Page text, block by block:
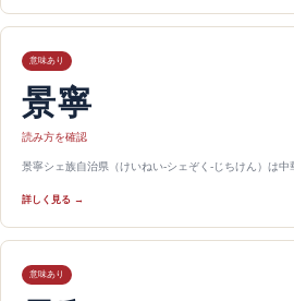
意味あり
景寧
読み方を確認
景寧シェ族自治県（けいねい-シェぞく-じちけん）は中
詳しく見る →
意味あり